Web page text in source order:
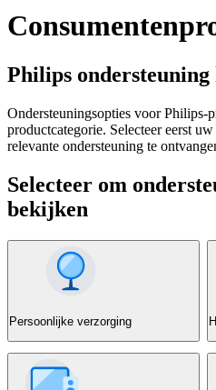
Philips ondersteuning
Ondersteuningsopties voor Philips-
productcategorie. Selecteer eerst
relevante ondersteuning te
Selecteer om
bekijken
Persoonlijke verzorging